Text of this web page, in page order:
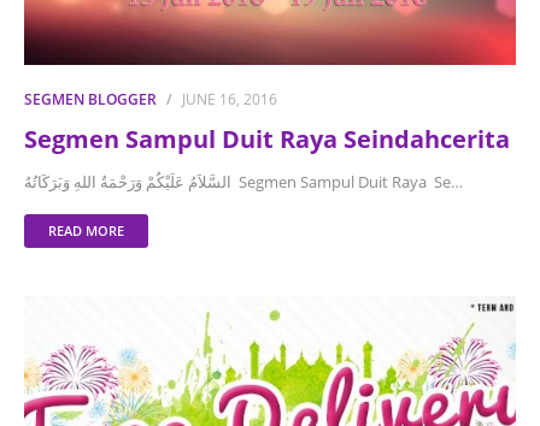
SEGMEN BLOGGER JUNE 16, 2016
Segmen Sampul Duit Raya Seindahcerita
السَّلاَمُ عَلَيْكُمْ وَرَحْمَةُ اللهِ وَبَرَكَاتُهُ Segmen Sampul Duit Raya Se…
READ MORE